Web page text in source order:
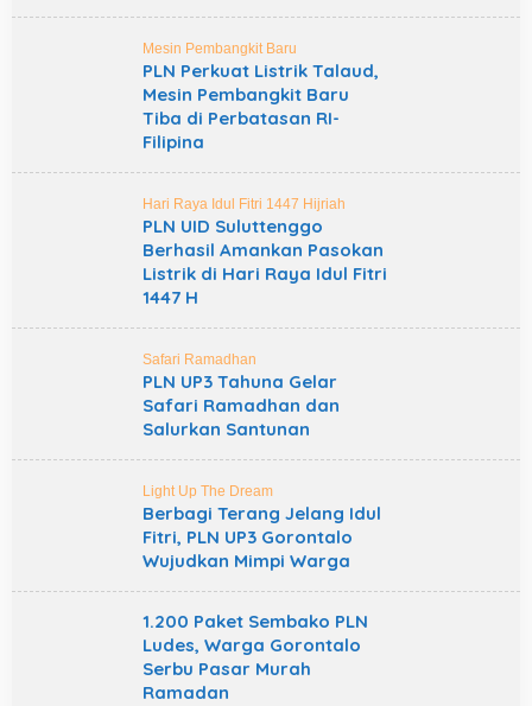
Mesin Pembangkit Baru
PLN Perkuat Listrik Talaud,
Mesin Pembangkit Baru
Tiba di Perbatasan RI-
Filipina
Hari Raya Idul Fitri 1447 Hijriah
PLN UID Suluttenggo
Berhasil Amankan Pasokan
Listrik di Hari Raya Idul Fitri
1447 H
Safari Ramadhan
PLN UP3 Tahuna Gelar
Safari Ramadhan dan
Salurkan Santunan
Light Up The Dream
Berbagi Terang Jelang Idul
Fitri, PLN UP3 Gorontalo
Wujudkan Mimpi Warga
1.200 Paket Sembako PLN
Ludes, Warga Gorontalo
Serbu Pasar Murah
Ramadan